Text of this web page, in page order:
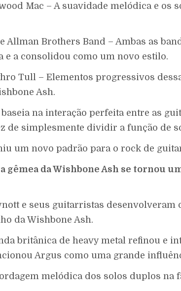
Mac – A suavidade melódica e
Allman Brothers Band – Ambas as
e a consolidou como um novo estilo.
Tull – Elementos progressivos
Ash.
baseia na interação perfeita entre as
de simplesmente dividir a função de
um novo padrão para o rock de
gêmea da Wishbone Ash se tornou
e seus guitarristas desenvolveram
da Wishbone Ash.
britânica de heavy metal refinou e
Argus como uma grande
melódica dos solos duplos na